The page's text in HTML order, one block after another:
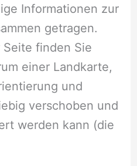
Informationen zur
getragen.
finden Sie
einer Landkarte,
und
verschoben und
werden kann (die